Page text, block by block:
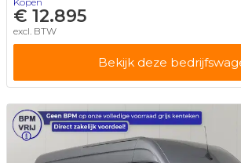
€ 12.895
excl. BTW
Bekijk deze